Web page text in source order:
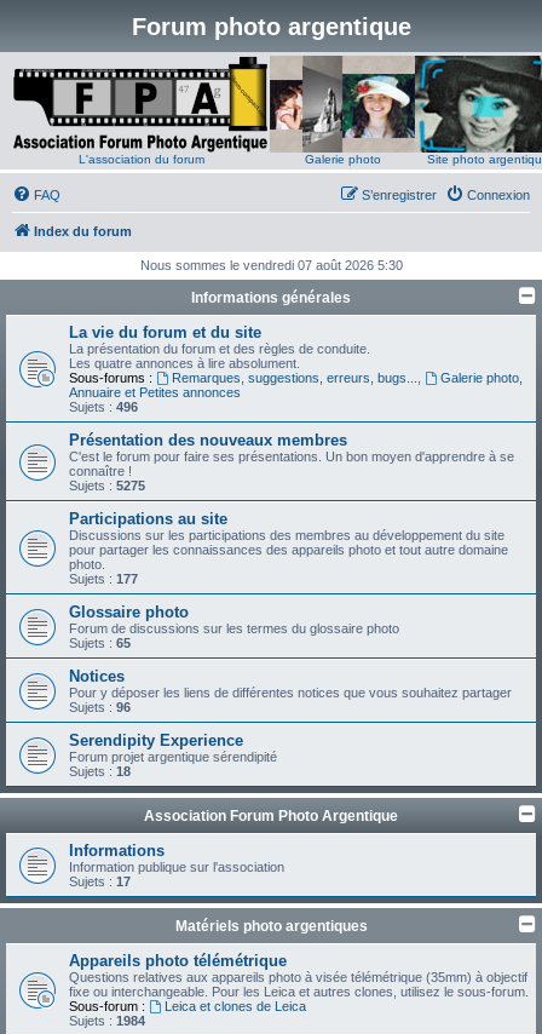
Forum photo argentique
L'association du forum Galerie photo Site photo
FAQ Connexion
S’enregistrer
Index du forum
Nous sommes le vendredi 07 août 2026 5:30
Informations générales
La vie du forum et du site
La présentation du forum et des règles de conduite.
Les quatre annonces à lire absolument.
Sous-forums :
Remarques, suggestions, erreurs, bugs...
Galerie photo,
Annuaire et Petites annonces
Sujets : 496
Présentation des nouveaux membres
C'est le forum pour faire ses présentations. Un bon moyen d'apprendre à se
connaître !
Sujets : 5275
Participations au site
Discussions sur les participations des membres au développement du site
pour partager les connaissances des appareils photo et tout autre domaine
photo.
Sujets : 177
Glossaire photo
Forum de discussions sur les termes du glossaire photo
Sujets : 65
Notices
Pour y déposer les liens de différentes notices que vous souhaitez partager
Sujets : 96
Serendipity Experience
Forum projet argentique sérendipité
Sujets : 18
Association Forum Photo Argentique
Informations
Information publique sur l'association
Sujets : 17
Matériels photo argentiques
Appareils photo télémétrique
Questions relatives aux appareils photo à visée télémétrique (35mm) à objectif
fixe ou interchangeable. Pour les Leica et autres clones, utilisez le sous-forum.
Sous-forum :
Leica et clones de Leica
Sujets : 1984